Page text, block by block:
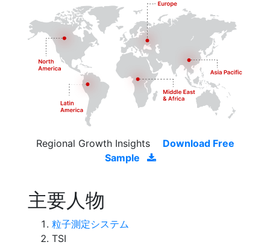
Regional Growth Insights
Download Free
Sample
主要人物
粒子測定システム
TSI